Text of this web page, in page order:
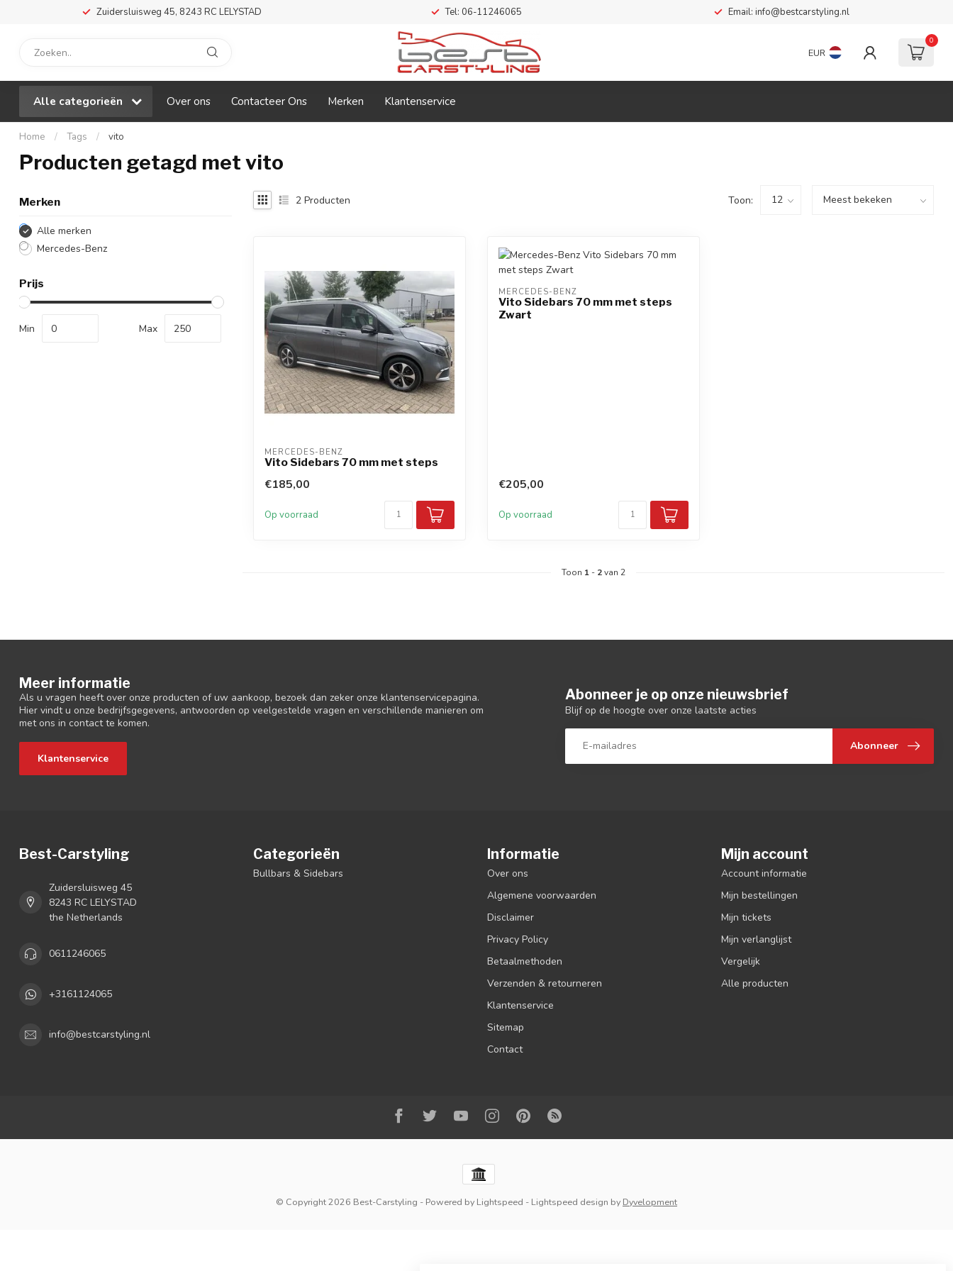
Zuidersluisweg 45, 8243 RC LELYSTAD Tel: 06-11246065 Email: info@bestcarstyling.nl
EUR
0
Alle categorieën Over ons Contacteer Ons Merken Klantenservice
Home / Tags / vito
Producten getagd met vito
Merken
Alle merken
Mercedes-Benz
Prijs
Min Max
2 Producten Toon:
MERCEDES-BENZ
Vito Sidebars 70 mm met steps
€185,00
Op voorraad
MERCEDES-BENZ
Vito Sidebars 70 mm met steps
Zwart
€205,00
Op voorraad
Toon 1 - 2van 2
Meer informatie
Als u vragen heeft over onze producten of uw aankoop, bezoek dan zeker onze klantenservicepagina.
Hier vindt u onze bedrijfsgegevens, antwoorden op veelgestelde vragen en verschillende manieren om
met ons in contact te komen.
Klantenservice
Abonneer je op onze nieuwsbrief
Blijf op de hoogte over onze laatste acties
Abonneer
Best-Carstyling
Zuidersluisweg 45
8243 RC LELYSTAD
the Netherlands
0611246065
+3161124065
info@bestcarstyling.nl
Categorieën
Bullbars & Sidebars
Informatie
Over ons
Algemene voorwaarden
Disclaimer
Privacy Policy
Betaalmethoden
Verzenden & retourneren
Klantenservice
Sitemap
Contact
Mijn account
Account informatie
Mijn bestellingen
Mijn tickets
Mijn verlanglijst
Vergelijk
Alle producten
© Copyright 2026 Best-Carstyling - Powered by Lightspeed - Lightspeed design by Dyvelopment